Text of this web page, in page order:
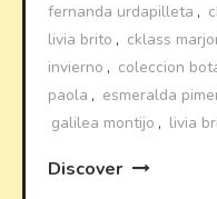
fernanda urdapilleta ,
livia brito , cklass
invierno , coleccion
paola , esmeralda
galilea montijo , livia
Discover